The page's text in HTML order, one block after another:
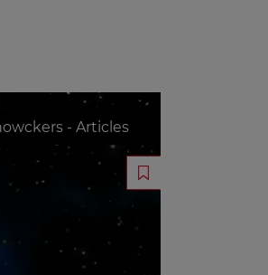
- Articles